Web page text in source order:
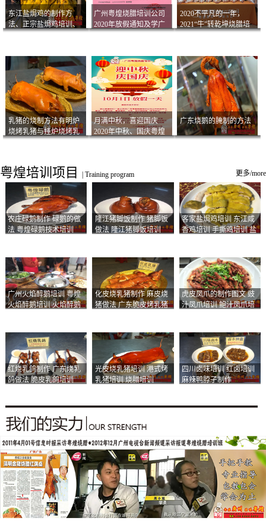
东江盐焗鸡的制作方
法、正宗盐焗鸡培训、
广州粤煌烧腊培训公司
2020年放假通知及学广
2020不平凡的一年，
2021“牛”转乾坤烧腊培
乳猪的烧制方法有明炉
烧烤乳猪与挂炉烧烤乳
月满中秋，喜迎国庆
2020年中秋、国庆粤煌
广东烧鹅的腌制的方法
粤煌培训项目 Training program 更多/more
农庄碌鹅制作 碌鹅的做
法 粤煌碌鹅技术培训
隆江猪脚饭制作 猪脚饭
做法 隆江猪脚饭培训
客家盐焗鸡培训 东江咸
香鸡培训 手撕鸡培训 盐
广州火焰醉鹅培训 粤煌
火焰醉鹅培训 火焰醉鹅
化皮烧乳猪制作 麻皮烧
猪做法 广东脆皮烤乳猪
虎皮凤爪的制作图文 豉
汁凤爪培训 鲍汁凤爪培
红烧乳鸽制作 广东烧乳
鸽做法 脆皮乳鸽培训
光皮烧乳猪培训 港式烤
乳猪培训 烧腊培训
四川卤味培训 红卤培训
麻辣鸭脖子制作